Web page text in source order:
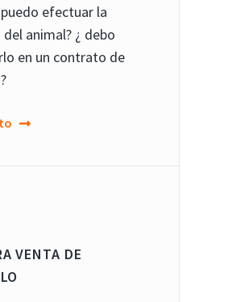
efectuar la
del animal? ¿ debo
en un contrato de
VENTA DE